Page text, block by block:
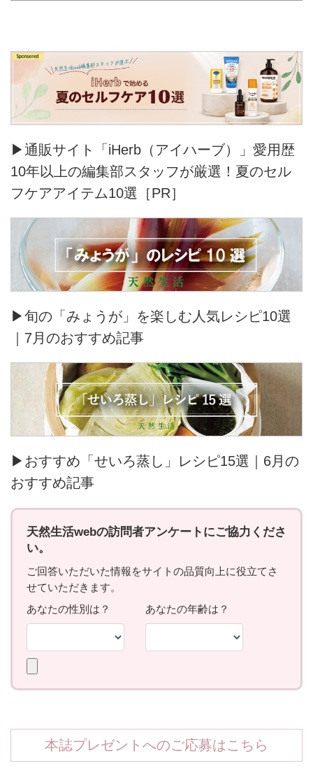
▶通販サイト「iHerb（アイハーブ）」愛用歴
10年以上の編集部スタッフが厳選！夏のセル
フケアアイテム10選［PR］
▶旬の「みょうが」を楽しむ人気レシピ10選
｜7月のおすすめ記事
▶おすすめ「せいろ蒸し」レシピ15選｜6月の
おすすめ記事
本誌プレゼントへのご応募はこちら